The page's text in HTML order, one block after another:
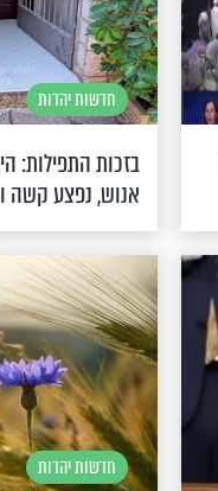
חדשות יהדות
בזכות התפילות:
אנוש, נפצע קשה
חדשות יהדות